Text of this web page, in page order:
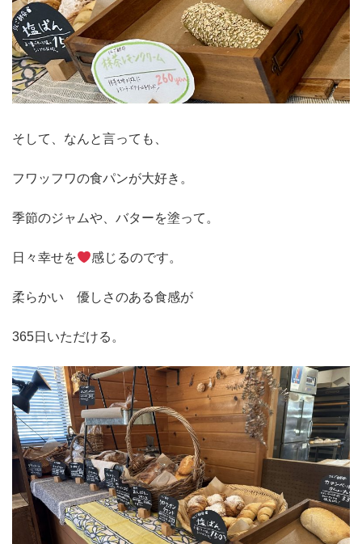
そして、なんと言っても、
フワッフワの食パンが大好き。
季節のジャムや、バターを塗って。
日々幸せを 感じるのです。
柔らかい 優しさのある食感が
365日いただける。